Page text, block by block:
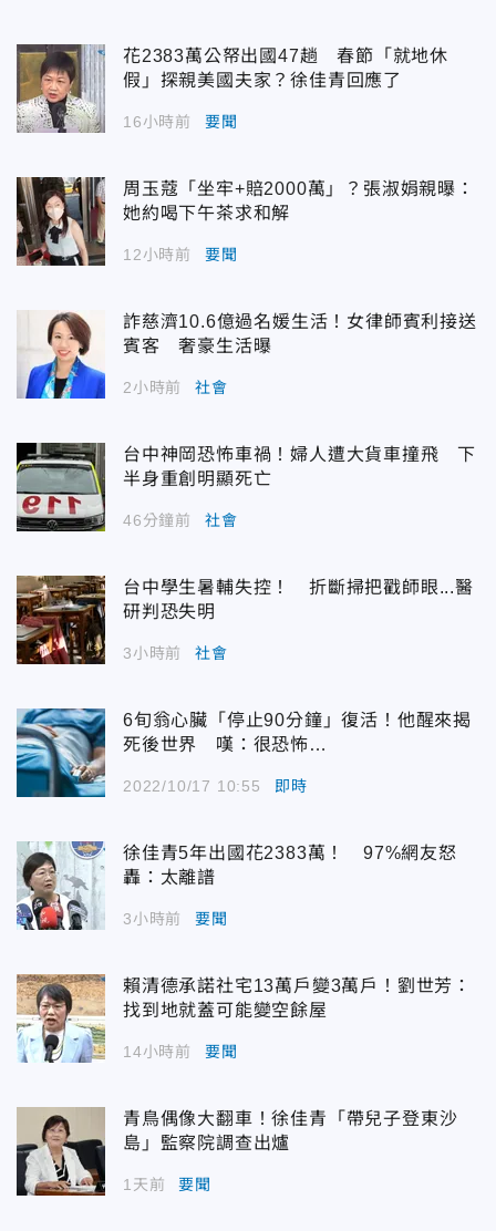
花2383萬公帑出國47趟 春節「就地休
假」探親美國夫家？徐佳青回應了
16小時前 要聞
周玉蔻「坐牢+賠2000萬」？張淑娟親曝：
她約喝下午茶求和解
12小時前 要聞
詐慈濟10.6億過名媛生活！女律師賓利接送
賓客 奢豪生活曝
2小時前 社會
台中神岡恐怖車禍！婦人遭大貨車撞飛 下
半身重創明顯死亡
46分鐘前 社會
台中學生暑輔失控！ 折斷掃把戳師眼...醫
研判恐失明
3小時前 社會
6旬翁心臟「停止90分鐘」復活！他醒來揭
死後世界 嘆：很恐怖…
2022/10/17 10:55 即時
徐佳青5年出國花2383萬！ 97%網友怒
轟：太離譜
3小時前 要聞
賴清德承諾社宅13萬戶變3萬戶！劉世芳：
找到地就蓋可能變空餘屋
14小時前 要聞
青鳥偶像大翻車！徐佳青「帶兒子登東沙
島」監察院調查出爐
1天前 要聞